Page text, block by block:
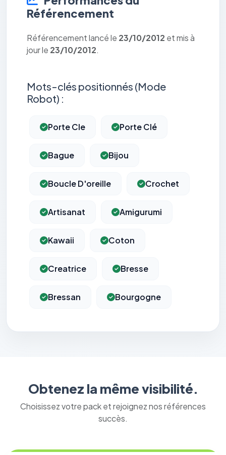
Référencement
Référencement lancé le 23/10/2012 et mis à
jour le 23/10/2012.
Mots-clés positionnés (Mode
Robot) :
Porte Cle Porte Clé
Bague Bijou
Boucle D'oreille Crochet
Artisanat Amigurumi
Kawaii Coton
Creatrice Bresse
Bressan Bourgogne
Obtenez la même visibilité.
Choisissez votre pack et rejoignez nos références
succès.